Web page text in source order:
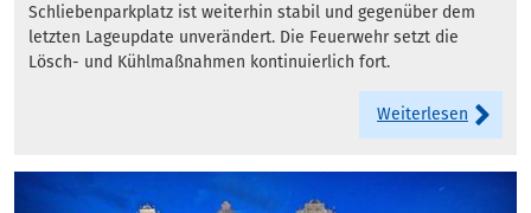
Schliebenparkplatz ist weiterhin stabil und gegenüber dem
letzten Lageupdate unverändert. Die Feuerwehr setzt die
Lösch- und Kühlmaßnahmen kontinuierlich fort.
Weiterlesen